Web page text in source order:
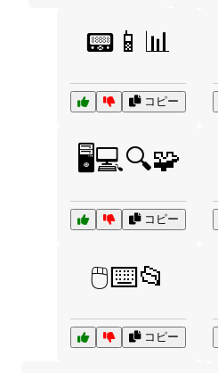
📟📱📊
コピー
🖥️💻🔍🧩
コピー
🖱️⌨️📂
コピー